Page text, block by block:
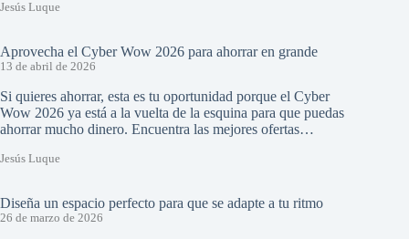
Jesús Luque
Aprovecha el Cyber Wow 2026 para ahorrar en grande
13 de abril de 2026
Si quieres ahorrar, esta es tu oportunidad porque el Cyber
Wow 2026 ya está a la vuelta de la esquina para que puedas
ahorrar mucho dinero. Encuentra las mejores ofertas…
Jesús Luque
Diseña un espacio perfecto para que se adapte a tu ritmo
26 de marzo de 2026